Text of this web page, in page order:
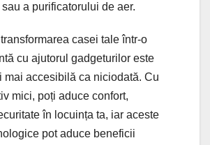
a purificatorului de aer.
casei tale într-o
cu ajutorul gadgeturilor este
mai accesibilă ca niciodată. Cu
mici, poți aduce confort,
în locuința ta, iar aceste
pot aduce beneficii